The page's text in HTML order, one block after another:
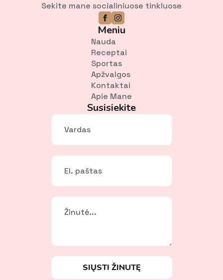
Sekite mane socialiniuose tinkluose
Meniu
Nauda
Receptai
Sportas
Apžvalgos
Kontaktai
Apie Mane
Susisiekite
Vardas
El.
paštas
Žinutė
SIŲSTI ŽINUTĘ